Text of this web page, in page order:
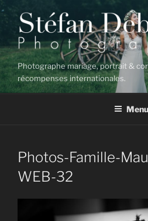
Aller
au
contenu
principal
Photographe mariage, portrait &
récompenses internationales.
Menu
Photos-Famille-
WEB-32